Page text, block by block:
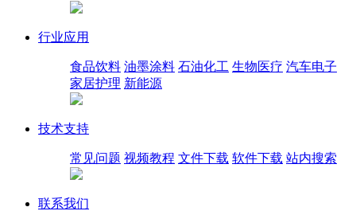
行业应用
食品饮料 油墨涂料 石油化工 生物医疗 汽车电子
家居护理 新能源
技术支持
常见问题 视频教程 文件下载 软件下载 站内搜索
联系我们